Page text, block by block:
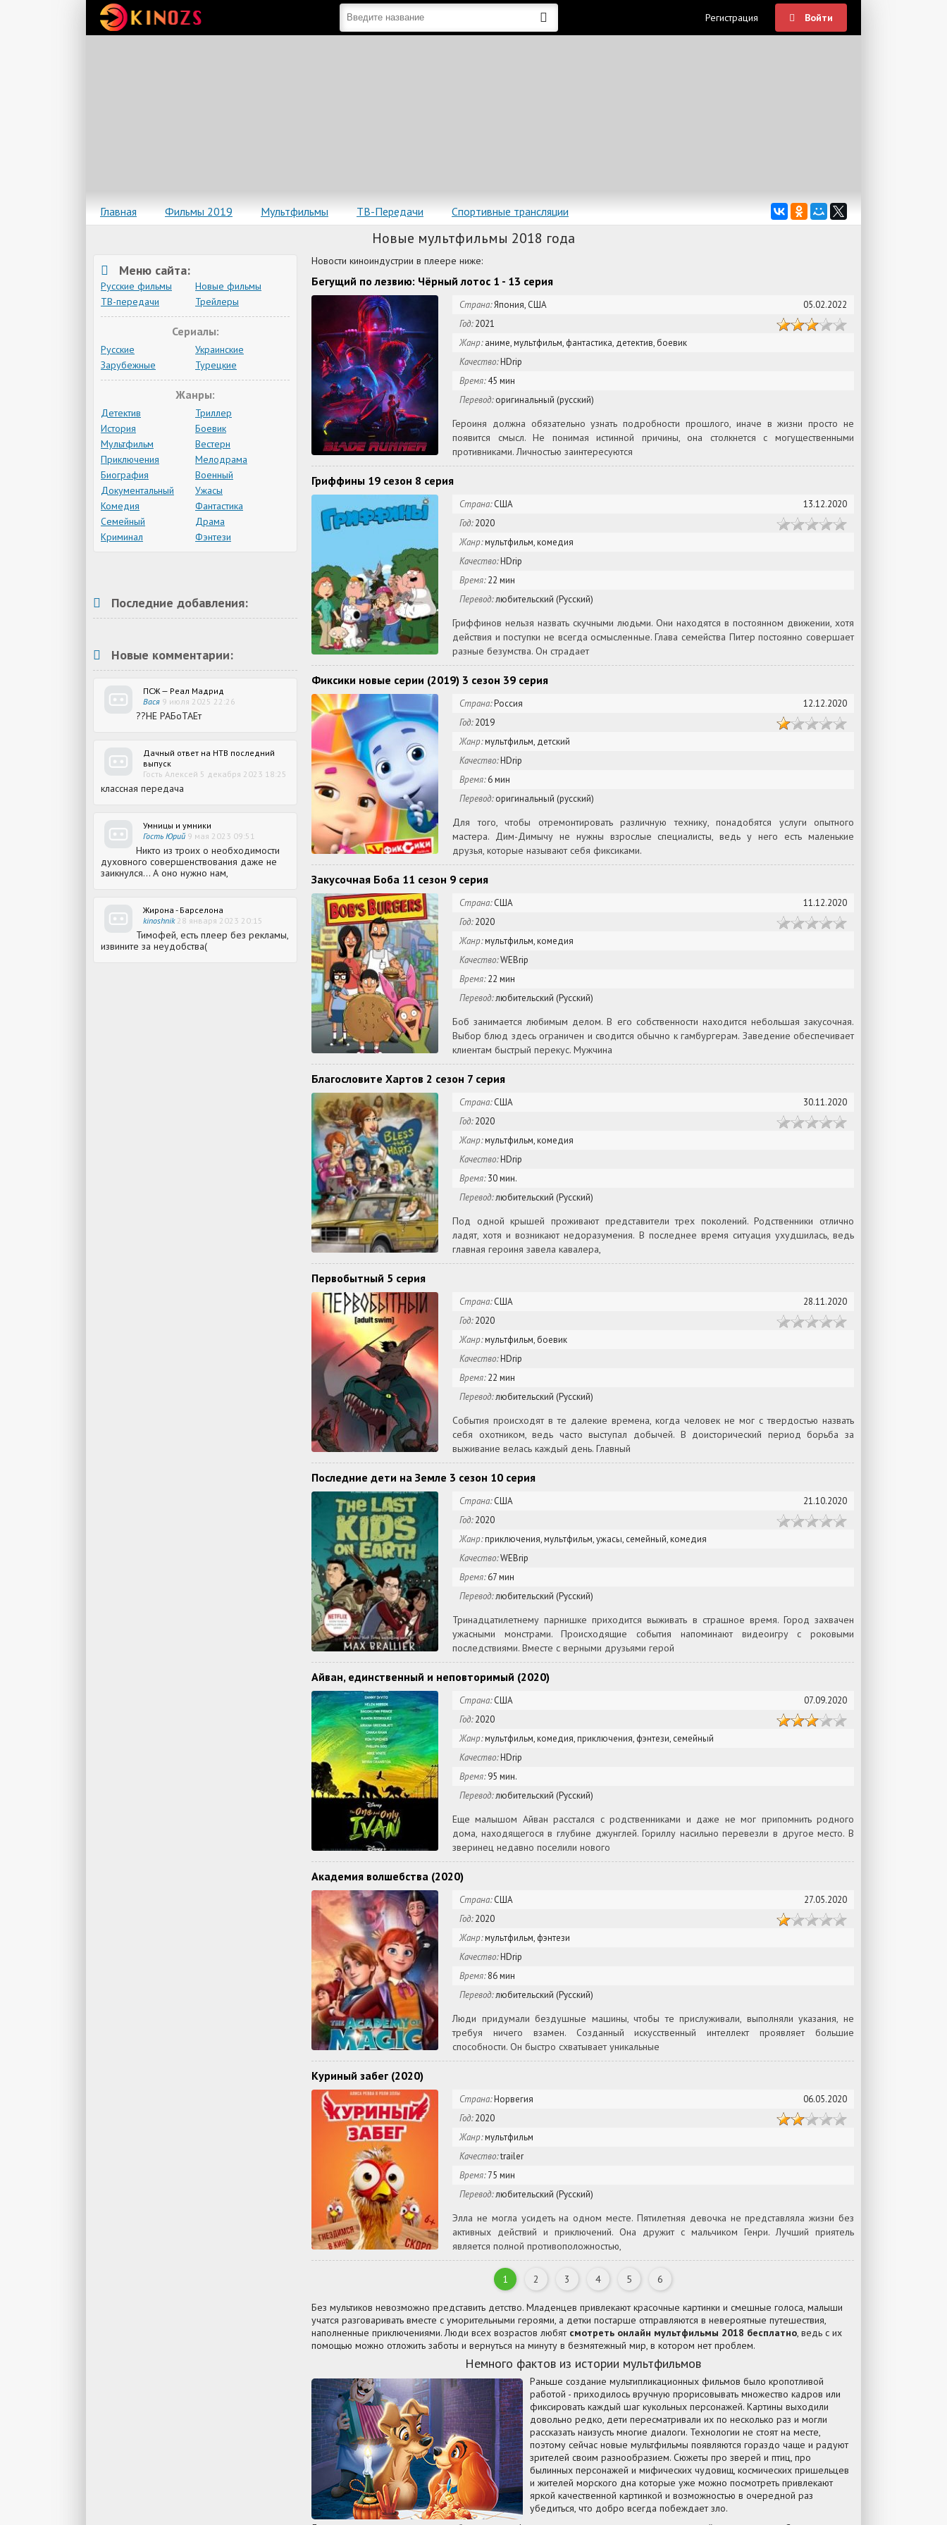
Регистрация Войти
Главная Фильмы 2019 Мультфильмы ТВ-Передачи Спортивные трансляции
Новые мультфильмы 2018 года
Новости киноиндустрии в плеере ниже:
Бегущий по лезвию: Чёрный лотос 1 - 13 серия
Страна:Япония, США
05.02.2022
Год:2021
Жанр:аниме, мультфильм, фантастика, детектив, боевик
Качество:HDrip
Время:45 мин
Перевод:оригинальный (русский)
Героиня должна обязательно узнать подробности прошлого, иначе в жизни просто не
появится смысл. Не понимая истинной причины, она столкнется с могущественными
противниками. Личностью заинтересуются
Гриффины 19 сезон 8 серия
Страна:США
13.12.2020
Год:2020
Жанр:мультфильм, комедия
Качество:HDrip
Время:22 мин
Перевод:любительский (Русский)
Гриффинов нельзя назвать скучными людьми. Они находятся в постоянном движении, хотя
действия и поступки не всегда осмысленные. Глава семейства Питер постоянно совершает
разные безумства. Он страдает
Фиксики новые серии (2019) 3 сезон 39 серия
Страна:Россия
12.12.2020
Год:2019
Жанр:мультфильм, детский
Качество:HDrip
Время:6 мин
Перевод:оригинальный (русский)
Для того, чтобы отремонтировать различную технику, понадобятся услуги опытного
мастера. Дим-Димычу не нужны взрослые специалисты, ведь у него есть маленькие
друзья, которые называют себя фиксиками.
Закусочная Боба 11 сезон 9 серия
Страна:США
11.12.2020
Год:2020
Жанр:мультфильм, комедия
Качество:WEBrip
Время:22 мин
Перевод:любительский (Русский)
Боб занимается любимым делом. В его собственности находится небольшая закусочная.
Выбор блюд здесь ограничен и сводится обычно к гамбургерам. Заведение обеспечивает
клиентам быстрый перекус. Мужчина
Благословите Хартов 2 сезон 7 серия
Страна:США
30.11.2020
Год:2020
Жанр:мультфильм, комедия
Качество:HDrip
Время:30 мин.
Перевод:любительский (Русский)
Под одной крышей проживают представители трех поколений. Родственники отлично
ладят, хотя и возникают недоразумения. В последнее время ситуация ухудшилась, ведь
главная героиня завела кавалера,
Первобытный 5 серия
Страна:США
28.11.2020
Год:2020
Жанр:мультфильм, боевик
Качество:HDrip
Время:22 мин
Перевод:любительский (Русский)
События происходят в те далекие времена, когда человек не мог с твердостью назвать
себя охотником, ведь часто выступал добычей. В доисторический период борьба за
выживание велась каждый день. Главный
Последние дети на Земле 3 сезон 10 серия
Страна:США
21.10.2020
Год:2020
Жанр:приключения, мультфильм, ужасы, семейный, комедия
Качество:WEBrip
Время:67 мин
Перевод:любительский (Русский)
Тринадцатилетнему парнишке приходится выживать в страшное время. Город захвачен
ужасными монстрами. Происходящие события напоминают видеоигру с роковыми
последствиями. Вместе с верными друзьями герой
Айван, единственный и неповторимый (2020)
Страна:США
07.09.2020
Год:2020
Жанр:мультфильм, комедия, приключения, фэнтези, семейный
Качество:HDrip
Время:95 мин.
Перевод:любительский (Русский)
Еще малышом Айван расстался с родственниками и даже не мог припомнить родного
дома, находящегося в глубине джунглей. Гориллу насильно перевезли в другое место. В
зверинец недавно поселили нового
Академия волшебства (2020)
Страна:США
27.05.2020
Год:2020
Жанр:мультфильм, фэнтези
Качество:HDrip
Время:86 мин
Перевод:любительский (Русский)
Люди придумали бездушные машины, чтобы те прислуживали, выполняли указания, не
требуя ничего взамен. Созданный искусственный интеллект проявляет большие
способности. Он быстро схватывает уникальные
Куриный забег (2020)
Страна:Норвегия
06.05.2020
Год:2020
Жанр:мультфильм
Качество:trailer
Время:75 мин
Перевод:любительский (Русский)
Элла не могла усидеть на одном месте. Пятилетняя девочка не представляла жизни без
активных действий и приключений. Она дружит с мальчиком Генри. Лучший приятель
является полной противоположностью,
1 2 3 4 5 6
Без мультиков невозможно представить детство. Младенцев привлекают красочные картинки и смешные голоса, малыши
учатся разговаривать вместе с уморительными героями, а детки постарше отправляются в невероятные путешествия,
наполненные приключениями. Люди всех возрастов любят смотреть онлайн мультфильмы 2018 бесплатно, ведь с их
помощью можно отложить заботы и вернуться на минуту в безмятежный мир, в котором нет проблем.
Немного фактов из истории мультфильмов
Раньше создание мультипликационных фильмов было кропотливой
работой - приходилось вручную прорисовывать множество кадров или
фиксировать каждый шаг кукольных персонажей. Картины выходили
довольно редко, дети пересматривали их по несколько раз и могли
рассказать наизусть многие диалоги. Технологии не стоят на месте,
поэтому сейчас новые мультфильмы появляются гораздо чаще и радуют
зрителей своим разнообразием. Сюжеты про зверей и птиц, про
былинных персонажей и мифических чудовищ, космических пришельцев
и жителей морского дна которые уже можно посмотреть привлекают
яркой качественной картинкой и возможностью в очередной раз
убедиться, что добро всегда побеждает зло.
Меню сайта:
Русские фильмы
Новые фильмы
ТВ-передачи
Трейлеры
Сериалы:
Русские
Украинские
Зарубежные
Турецкие
Жанры:
Детектив
Триллер
История
Боевик
Мультфильм
Вестерн
Приключения
Мелодрама
Биография
Военный
Документальный
Ужасы
Комедия
Фантастика
Семейный
Драма
Криминал
Фэнтези
Последние добавления:
Новые комментарии:
ПСЖ — Реал Мадрид
Вася 9 июля 2025 22:26
??НЕ РАБоТАЕт
Дачный ответ на НТВ последний
выпуск
Гость Алексей 5 декабря 2023 18:25
классная передача
Умницы и умники
Гость Юрий 9 мая 2023 09:51
Никто из троих о необходимости
духовного совершенствования даже не
заикнулся... А оно нужно нам,
Жирона - Барселона
kinoshnik28 января 2023 20:15
Тимофей, есть плеер без рекламы,
извините за неудобства(